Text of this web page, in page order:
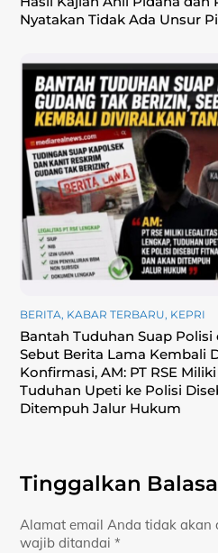
Nyatakan Tidak Ada Unsur
BERITA, KABAR TERBARU, KEPRI
Bantah Tuduhan Suap
Sebut Berita Lama Kembali
Konfirmasi, ‎AM: PT RSE
Tuduhan Upeti ke Polisi
Ditempuh Jalur Hukum
Tinggalkan
Alamat email Anda tidak akan
wajib ditandai*